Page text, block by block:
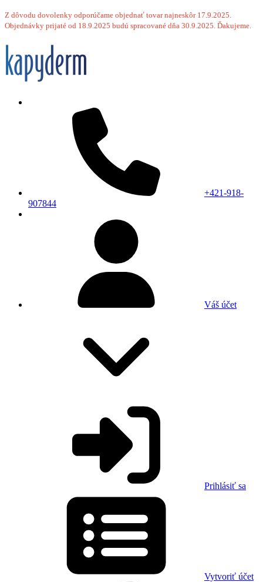
Z dôvodu dovolenky odporúčame objednať tovar najneskôr 17.9.2025.
Objednávky prijaté od 18.9.2025 budú spracované dňa 30.9.2025. Ďakujeme.
+421-918-
907844
Váš účet
Prihlásiť sa
Vytvoriť účet